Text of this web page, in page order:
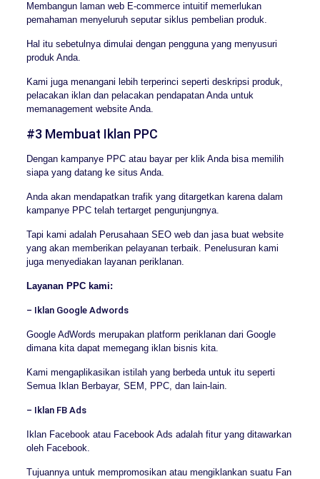
Membangun laman web E-commerce intuitif memerlukan
pemahaman menyeluruh seputar siklus pembelian produk.
Hal itu sebetulnya dimulai dengan pengguna yang menyusuri
produk Anda.
Kami juga menangani lebih terperinci seperti deskripsi produk,
pelacakan iklan dan pelacakan pendapatan Anda untuk
memanagement website Anda.
#3 Membuat Iklan PPC
Dengan kampanye PPC atau bayar per klik Anda bisa memilih
siapa yang datang ke situs Anda.
Anda akan mendapatkan trafik yang ditargetkan karena dalam
kampanye PPC telah tertarget pengunjungnya.
Tapi kami adalah Perusahaan SEO web dan jasa buat website
yang akan memberikan pelayanan terbaik. Penelusuran kami
juga menyediakan layanan periklanan.
Layanan PPC kami:
– Iklan Google Adwords
Google AdWords merupakan platform periklanan dari Google
dimana kita dapat memegang iklan bisnis kita.
Kami mengaplikasikan istilah yang berbeda untuk itu seperti
Semua Iklan Berbayar, SEM, PPC, dan lain-lain.
– Iklan FB Ads
Iklan Facebook atau Facebook Ads adalah fitur yang ditawarkan
oleh Facebook.
Tujuannya untuk mempromosikan atau mengiklankan suatu Fan